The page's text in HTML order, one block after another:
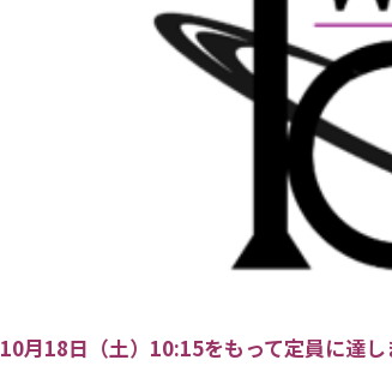
10月18日（土）10:15をもって定員に達